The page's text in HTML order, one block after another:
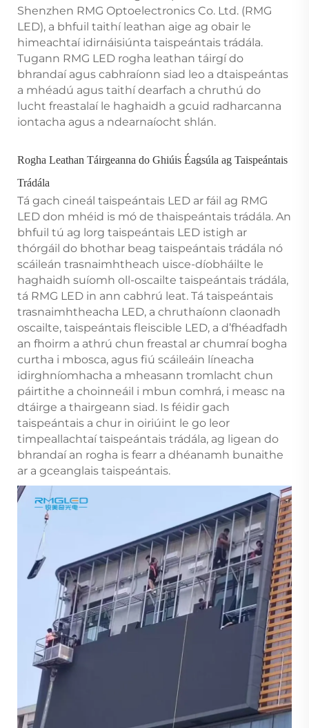
Shenzhen RMG Optoelectronics Co. Ltd. (RMG
LED), a bhfuil taithí leathan aige ag obair le
himeachtaí idirnáisiúnta taispeántais trádála.
Tugann RMG LED rogha leathan táirgí do
bhrandaí agus cabhraíonn siad leo a dtaispeántas
a mhéadú agus taithí dearfach a chruthú do
lucht freastalaí le haghaidh a gcuid radharcanna
iontacha agus a ndearnaíocht shlán.
Rogha Leathan Táirgeanna do Ghiúis Éagsúla ag Taispeántais
Trádála
Tá gach cineál taispeántais LED ar fáil ag RMG
LED don mhéid is mó de thaispeántais trádála. An
bhfuil tú ag lorg taispeántais LED istigh ar
thórgáil do bhothar beag taispeántais trádála nó
scáileán trasnaimhtheach uisce-díobháilte le
haghaidh suíomh oll-oscailte taispeántais trádála,
tá RMG LED in ann cabhrú leat. Tá taispeántais
trasnaimhtheacha LED, a chruthaíonn claonadh
oscailte, taispeántais fleiscible LED, a d’fhéadfadh
an fhoirm a athrú chun freastal ar chumraí bogha
curtha i mbosca, agus fiú scáileáin líneacha
idirghníomhacha a mheasann tromlacht chun
páirtithe a choinneáil i mbun comhrá, i measc na
dtáirge a thairgeann siad. Is féidir gach
taispeántais a chur in oiriúint le go leor
timpeallachtaí taispeántais trádála, ag ligean do
bhrandaí an rogha is fearr a dhéanamh bunaithe
ar a gceanglais taispeántais.